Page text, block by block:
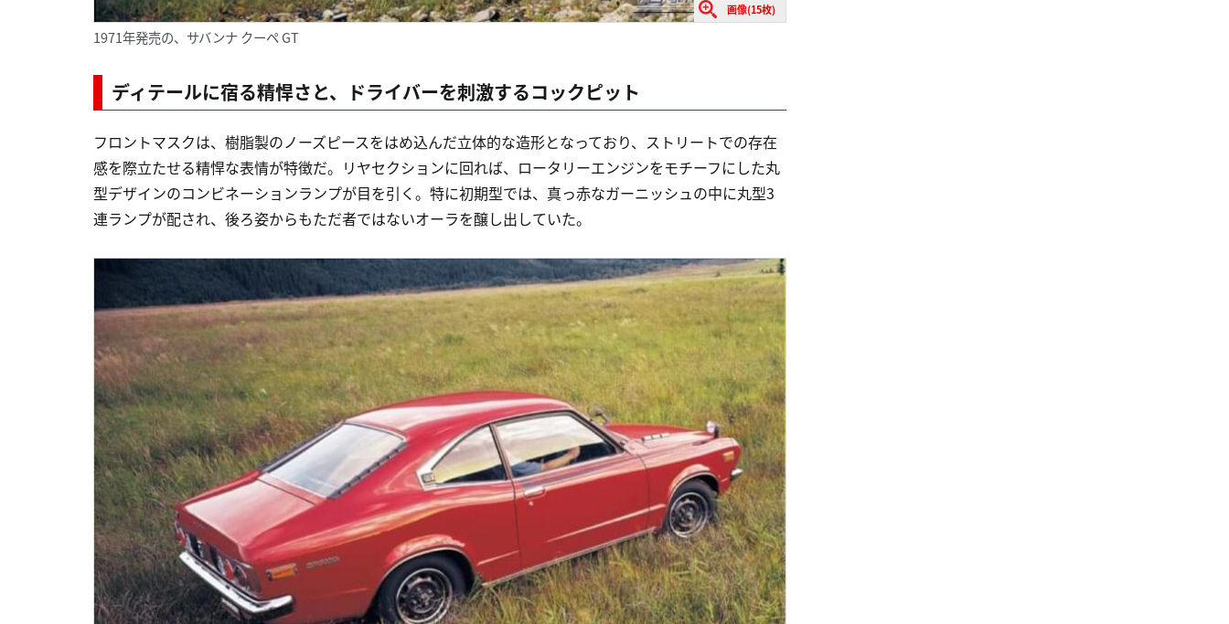
画像(15枚)
1971年発売の、サバンナ クーペ GT
ディテールに宿る精悍さと、ドライバーを刺激するコックピット
フロントマスクは、樹脂製のノーズピースをはめ込んだ立体的な造形となっており、ストリートでの存在
感を際立たせる精悍な表情が特徴だ。リヤセクションに回れば、ロータリーエンジンをモチーフにした丸
型デザインのコンビネーションランプが目を引く。特に初期型では、真っ赤なガーニッシュの中に丸型3
連ランプが配され、後ろ姿からもただ者ではないオーラを醸し出していた。